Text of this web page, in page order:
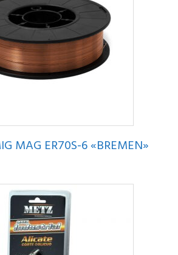
MAG ER70S-6 «BREMEN»